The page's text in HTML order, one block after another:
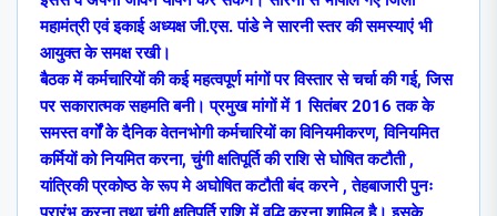
महामंत्री एवं इकाई अध्यक्ष जी.एस. पांडे ने सारनी स्तर की समस्याएं भी
आयुक्त के समक्ष रखी।
बैठक में कर्मचारियों की कई महत्वपूर्ण मांगों पर विस्तार से चर्चा की गई, जिस
पर सकारात्मक सहमति बनी। प्रमुख मांगों में 1 सितंबर 2016 तक के
समस्त वर्गों के दैनिक वेतनभोगी कर्मचारियों का विनियमीकरण, विनियमित
कर्मियों को नियमित करना, चुंगी क्षतिपूर्ति की राशि से घोषित कटौती ,
यांत्रिकी प्रकोष्ठ के रूप मे अघोषित कटौती बंद करने , तेहबाजारी पुनः